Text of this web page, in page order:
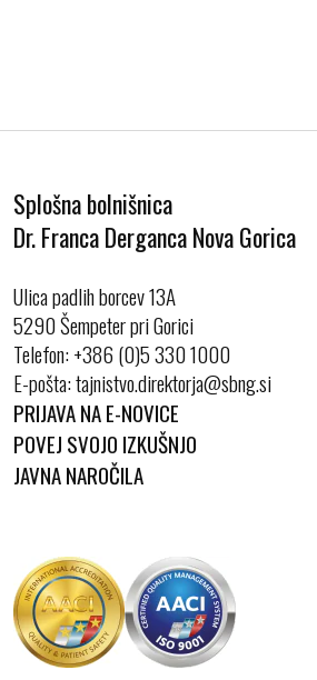
Splošna bolnišnica
Dr. Franca Derganca Nova Gorica
Ulica padlih borcev 13A
5290 Šempeter pri Gorici
Telefon:+386 (0)5 330 1000
E-pošta:
PRIJAVA NA E-NOVICE
POVEJ SVOJO IZKUŠNJO
JAVNA NAROČILA